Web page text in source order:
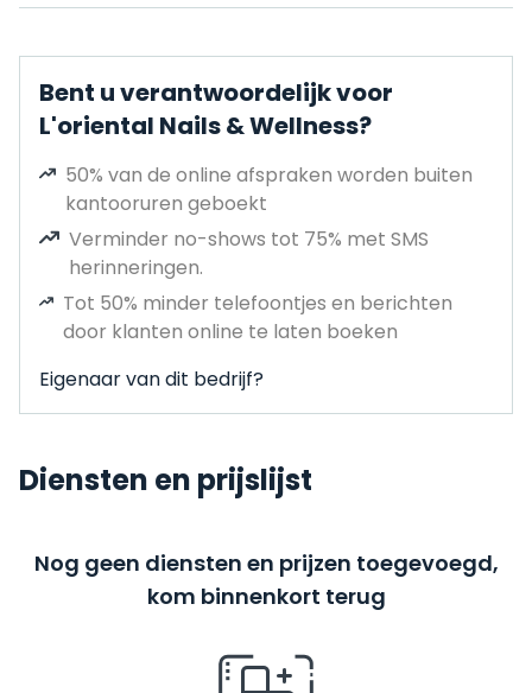
Bent u verantwoordelijk voor
L'oriental Nails & Wellness?
50% van de online afspraken worden buiten
kantooruren geboekt
Verminder no-shows tot 75% met SMS
herinneringen.
Tot 50% minder telefoontjes en berichten
door klanten online te laten boeken
Eigenaar van dit bedrijf?
Diensten en prijslijst
Nog geen diensten en prijzen toegevoegd,
kom binnenkort terug